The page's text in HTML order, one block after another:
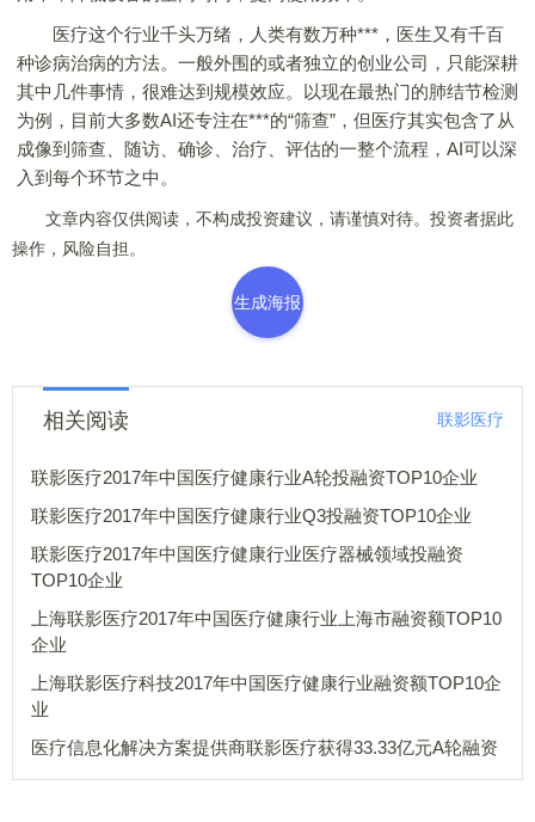
医疗这个行业千头万绪，人类有数万种***，医生又有千百
种诊病治病的方法。一般外围的或者独立的创业公司，只能深耕
其中几件事情，很难达到规模效应。以现在最热门的肺结节检测
为例，目前大多数AI还专注在***的“筛查”，但医疗其实包含了从
成像到筛查、随访、确诊、治疗、评估的一整个流程，AI可以深
入到每个环节之中。
文章内容仅供阅读，不构成投资建议，请谨慎对待。投资者据此
操作，风险自担。
生成海报
相关阅读 联影医疗
联影医疗2017年中国医疗健康行业A轮投融资TOP10企业
联影医疗2017年中国医疗健康行业Q3投融资TOP10企业
联影医疗2017年中国医疗健康行业医疗器械领域投融资
TOP10企业
上海联影医疗2017年中国医疗健康行业上海市融资额TOP10
企业
上海联影医疗科技2017年中国医疗健康行业融资额TOP10企
业
医疗信息化解决方案提供商联影医疗获得33.33亿元A轮融资